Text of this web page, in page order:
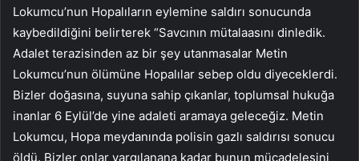
Lokumcu’nun Hopalıların eylemine saldırı sonucunda
kaybedildiğini belirterek “Savcının mütalaasını dinledik.
Adalet terazisinden az bir şey utanmasalar Metin
Lokumcu’nun ölümüne Hopalılar sebep oldu diyeceklerdi.
Bizler doğasına, suyuna sahip çıkanlar, toplumsal hukuğa
inanlar 6 Eylül’de yine adaleti aramaya geleceğiz. Metin
Lokumcu, Hopa meydanında polisin gazlı saldırısı sonucu
öldü. Bizler onlar yargılanana kadar bunun mücadelesini